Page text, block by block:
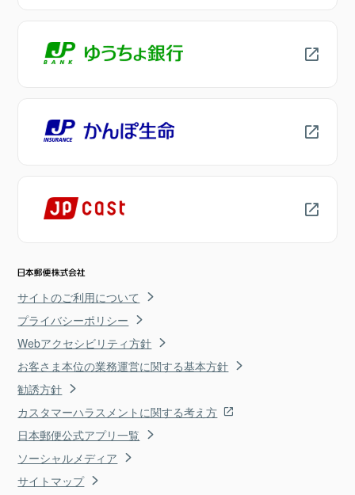
サイトのご利用について
プライバシーポリシー
Webアクセシビリティ方針
お客さま本位の業務運営に関する基本方針
勧誘方針
カスタマーハラスメントに関する考え方
日本郵便公式アプリ一覧
ソーシャルメディア
サイトマップ